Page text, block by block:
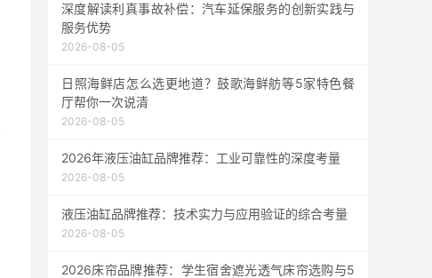
深度解读利真事故补偿：汽车延保服务的创新实践与
服务优势
2026-08-05
日照海鲜店怎么选更地道？鼓歌海鲜舫等5家特色餐
厅帮你一次说清
2026-08-05
2026年液压油缸品牌推荐：工业可靠性的深度考量
2026-08-05
液压油缸品牌推荐：技术实力与应用验证的综合考量
2026-08-05
2026床帘品牌推荐：学生宿舍遮光透气床帘选购与5